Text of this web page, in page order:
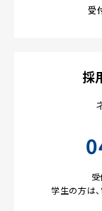
受
採
学生の方は